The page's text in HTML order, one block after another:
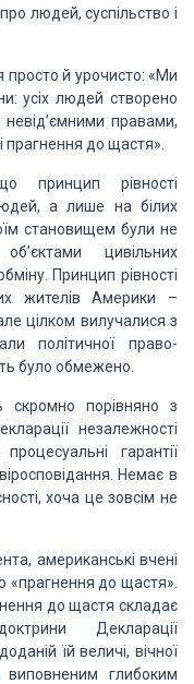
людей, суспільство і
просто й урочисто: «Ми
усіх людей створено
правами,
прагнення до щастя».
принцип рівності
а лише на білих
становищем були не
цивільних
Принцип рівності
жителів Америки –
цілком вилу­чалися з
політичної право­
було обмежено.
скромно порівняно з
незалежності
гарантії
віросповідання. Немає в
хоча це зовсім не
американські вчені
«прагнення до щастя».
до щастя складає
Декларації
їй величі, вічної
виповненим глибоким